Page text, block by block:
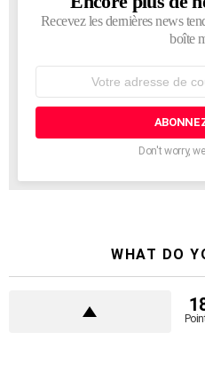
Recevez les dernières news
boîte
courrier
Don't worry,
WHAT DO